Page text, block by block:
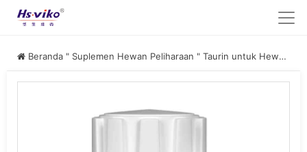
Beranda " Suplemen Hewan Peliharaan " Taurin untuk Hewan Peliharaan